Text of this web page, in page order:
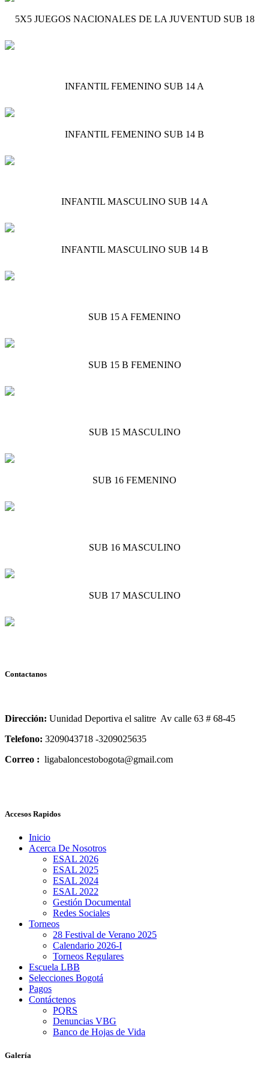
5X5 JUEGOS NACIONALES DE LA JUVENTUD SUB 18
INFANTIL FEMENINO SUB 14 A
INFANTIL FEMENINO SUB 14 B
INFANTIL MASCULINO SUB 14 A
INFANTIL MASCULINO SUB 14 B
SUB 15 A FEMENINO
SUB 15 B FEMENINO
SUB 15 MASCULINO
SUB 16 FEMENINO
SUB 16 MASCULINO
SUB 17 MASCULINO
Contactanos
Dirección: Uunidad Deportiva el salitre Av calle 63 # 68-45
Telefono: 3209043718 -3209025635
Correo : ligabaloncestobogota@gmail.com
Accesos Rapidos
Inicio
Acerca De Nosotros
ESAL 2026
ESAL 2025
ESAL 2024
ESAL 2022
Gestión Documental
Redes Sociales
Torneos
28 Festival de Verano 2025
Calendario 2026-I
Torneos Regulares
Escuela LBB
Selecciones Bogotá
Pagos
Contáctenos
PQRS
Denuncias VBG
Banco de Hojas de Vida
Galería